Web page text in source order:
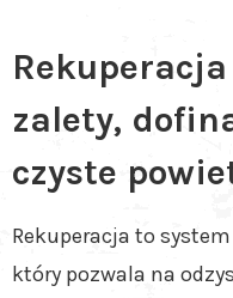
zalety,
czyste
Rekuperacja to
który pozwala na